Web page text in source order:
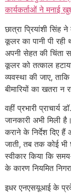
कार्यकर्ताओं ने मनाई
छात्रा प्रियांशी सिंह
कूलर का पानी पी
अपनी सेहत की चिंता
कूलर को तत्काल
व्यवस्था की जाए,
बीमारियों का खतरा न
वहीं प्रभारी
जानकारी अभी मिली
कराने के निर्देश दिए
जाती, तब तक कोई भी
स्वीकार किया कि
के कारण नियमित
इधर एनएसयूआई के